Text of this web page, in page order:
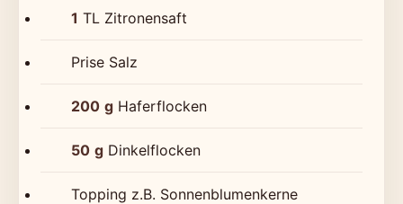
1 TL Zitronensaft
Prise Salz
200 g Haferflocken
50 g Dinkelflocken
Topping z.B. Sonnenblumenkerne